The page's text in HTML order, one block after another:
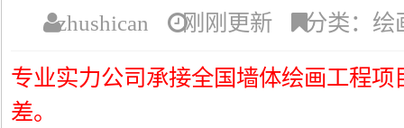
zhushican 刚刚更新 分类：绘
专业实力公司承接全国墙体绘画工程
差。